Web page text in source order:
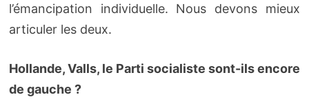
l’émancipation individuelle. Nous devons mieux
articuler les deux.
Hollande, Valls, le Parti socialiste sont-ils encore
de gauche ?